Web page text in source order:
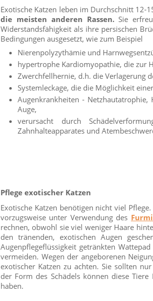
Exotische Katzen leben im Durchschnitt 12-
die meisten anderen Rassen.Sie
Widerstandsfähigkeit als ihre persischen
Bedingungen ausgesetzt, wie zum Beispiel
Nierenpolyzythämie und
hypertrophe Kardiomyopathie, die zur
Zwerchfellhernie, d.h. die Verlagerung
Systemleckage, die die Möglichkeit
Augenkrankheiten -
Auge,
verursacht durch
Zahnhalteapparates und
Pflege exotischer Katzen
Exotische Katzen benötigen nicht viel
vorzugsweise unter Verwendung des
rechnen, obwohl sie viel weniger Haare
den tränenden, exotischen Augen
Augenpflegeflüssigkeit getränkten
vermeiden. Wegen der angeborenen
exotischer Katzen zu achten. Sie sollten
der Form des Schädels können diese
haben.